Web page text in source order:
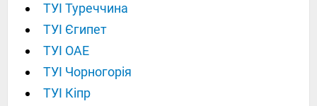
ТУІ Туреччина
ТУІ Єгипет
ТУІ ОАЕ
ТУІ Чорногорія
ТУІ Кіпр